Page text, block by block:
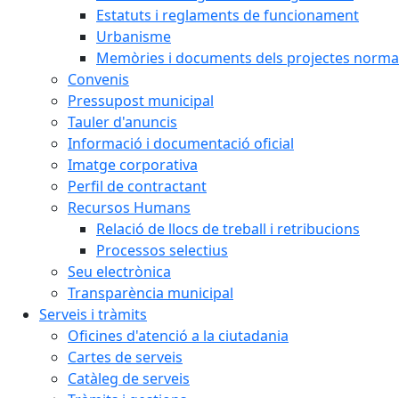
Estatuts i reglaments de funcionament
Urbanisme
Memòries i documents dels projectes
Convenis
Pressupost municipal
Tauler d'anuncis
Informació i documentació oficial
Imatge corporativa
Perfil de contractant
Recursos Humans
Relació de llocs de treball i retribucions
Processos selectius
Seu electrònica
Transparència municipal
Serveis i tràmits
Oficines d'atenció a la ciutadania
Cartes de serveis
Catàleg de serveis